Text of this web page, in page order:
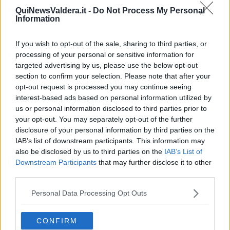
QuiNewsValdera.it - Do Not Process My Personal
Information
If you wish to opt-out of the sale, sharing to third parties, or
processing of your personal or sensitive information for
targeted advertising by us, please use the below opt-out
section to confirm your selection. Please note that after your
opt-out request is processed you may continue seeing
interest-based ads based on personal information utilized by
us or personal information disclosed to third parties prior to
your opt-out. You may separately opt-out of the further
disclosure of your personal information by third parties on the
IAB’s list of downstream participants. This information may
also be disclosed by us to third parties on the IAB’s List of
Downstream Participants that may further disclose it to other
Personal Data Processing Opt Outs
CONFIRM
nel tuo segno ti potrá inspirare di fare una scelta, che potresti
sentire a livello lavorativo oppure relazionale. All’inizio di luglio vari
10 luglio, nel lavoro saranno settimane intense. A fine luglio tutto
sará piú facile, prima Venere, poi Marte arriveranno in buon
aspetto. Se sei single, a fine luglio potresti conoscere una persona,
che potrebbe avere un ruolo importante nella tua vita. Avrai buon
chance anche nella prima settimana di agosto. La Luna Nuova del
8 agosto sará in aspetto difficile, al lavoro dovrai dedicare piú
attenzione. A Ferragosto la Luna sará nel tuo segno, ai nativi di
novembre potrebbe portare tensione nella mattinata, ma il
pomeriggio dovrebbe essere piú tranquillo. Nelle ultime settimane
di agosto quasi tutti i pianeti avrai in buon aspetto, sará un periodo
molto soddisfacente.
SAGITTARIO
sentimentale, se non hai una relazione stabile, puó essere che la
persona alla quale hai dato la tua fiducia, ancora indietreggi, non
del tutto convinto. Dargli del tempo, da fine giugno vedrai la
situazione piú chiaramente. La Luna Nuova del 10 giugno nel